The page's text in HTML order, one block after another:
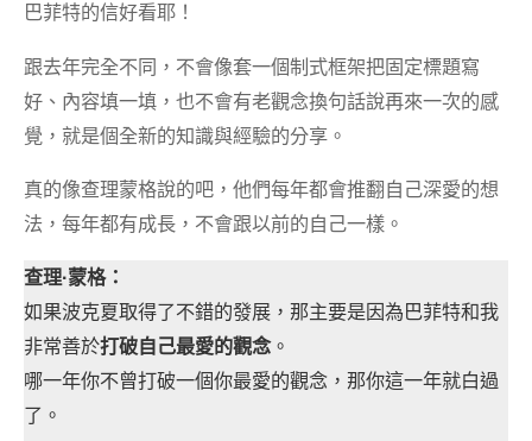
巴菲特的信好看耶！
跟去年完全不同，不會像套一個制式框架把固定標題寫
好、內容填一填，也不會有老觀念換句話說再來一次的感
覺，就是個全新的知識與經驗的分享。
真的像查理蒙格說的吧，他們每年都會推翻自己深愛的想
法，每年都有成長，不會跟以前的自己一樣。
查理·蒙格：
如果波克夏取得了不錯的發展，那主要是因為巴菲特和我
非常善於打破自己最愛的觀念。
哪一年你不曾打破一個你最愛的觀念，那你這一年就白過
了。